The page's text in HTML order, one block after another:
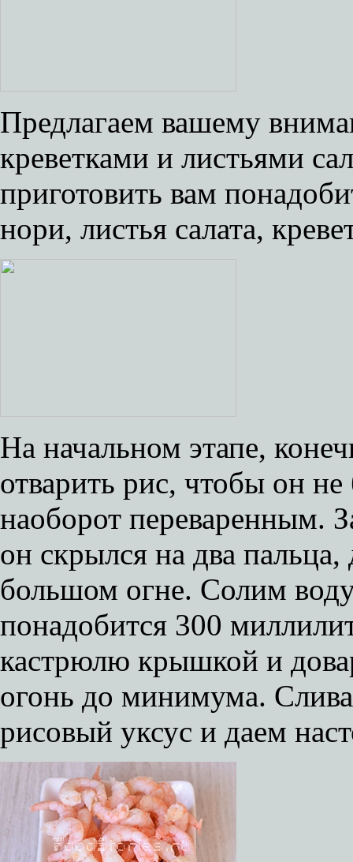
Предлагаем вашему
креветками и листьями
приготовить вам
нори, листья салата,
На начальном этапе,
отварить рис, чтобы он
наоборот переваренным.
он скрылся на два
большом огне. Солим
понадобится 300
кастрюлю крышкой и
огонь до минимума.
рисовый уксус и даем